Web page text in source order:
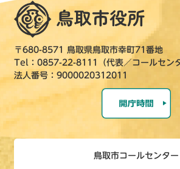
〒680-8571 鳥取県鳥取市幸町71番地
Tel：0857-22-8111（代表／コールセンタ
法人番号：9000020312011
鳥取市コールセンター